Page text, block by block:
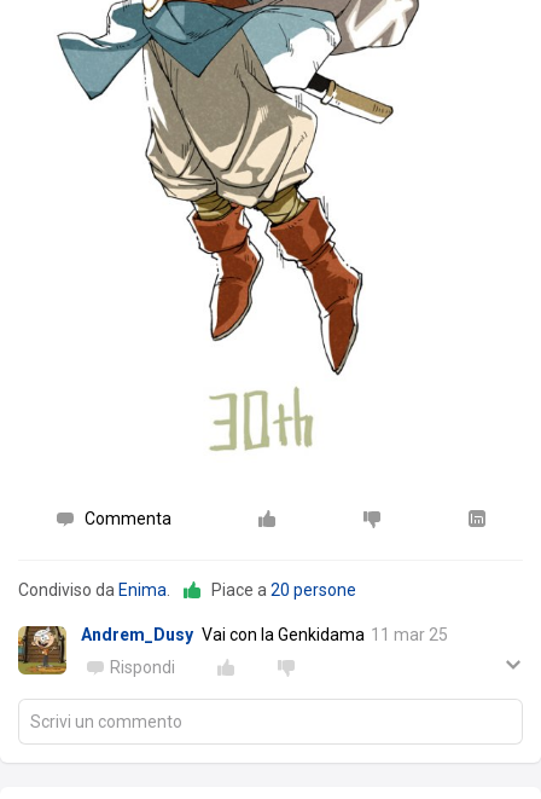
Commenta
Condiviso da Enima Piace a 20 persone
Andrem_Dusy Vai con la Genkidama 11 mar 25
Rispondi
Scrivi un commento